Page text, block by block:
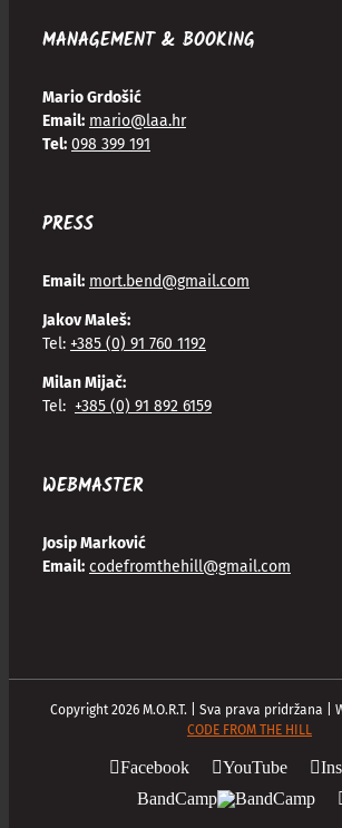
MANAGEMENT & BOOKING
Mario Grdošić
Email: mario@laa.hr
Tel: 098 399 191
PRESS
Email: mort.bend@gmail.com
Jakov Maleš:
Tel: +385 (0) 91 760 1192
Milan Mijač:
Tel: +385 (0) 91 892 6159
WEBMASTER
Josip Marković
Email: codefromthehill@gmail.com
Copyright2026M.O.R.T. | Sva prava pridržana |
CODE FROM THE HILL
Facebook YouTube
BandCamp